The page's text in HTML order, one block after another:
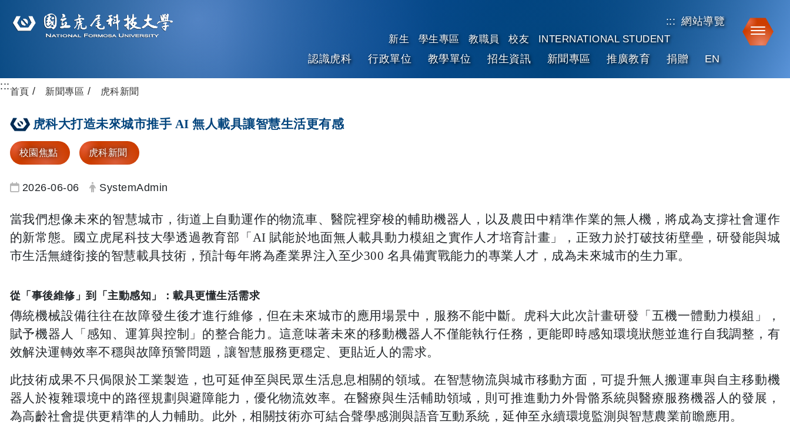
::: 網站導覽
新生 學生專區 教職員 校友 INTERNATIONAL STUDENT
認識虎科 行政單位 教學單位 招生資訊 新聞專區 推廣教育 捐贈 EN
:::首頁 新聞專區 虎科新聞
虎科大打造未來城市推手 AI 無人載具讓智慧生活更有感
校園焦點 虎科新聞
日期：
2026-06-06 發布者：
SystemAdmin
當我們想像未來的智慧城市，街道上自動運作的物流車、醫院裡穿梭的輔助機器人，以及農田中精準作業的無人機，將成為支撐社會運作
的新常態。國立虎尾科技大學透過教育部「AI 賦能於地面無人載具動力模組之實作人才培育計畫」，正致力於打破技術壁壘，研發能與城
市生活無縫銜接的智慧載具技術，預計每年將為產業界注入至少300 名具備實戰能力的專業人才，成為未來城市的生力軍。
從「事後維修」到「主動感知」：載具更懂生活需求
傳統機械設備往往在故障發生後才進行維修，但在未來城市的應用場景中，服務不能中斷。虎科大此次計畫研發「五機一體動力模組」，
賦予機器人「感知、運算與控制」的整合能力。這意味著未來的移動機器人不僅能執行任務，更能即時感知環境狀態並進行自我調整，有
效解決運轉效率不穩與故障預警問題，讓智慧服務更穩定、更貼近人的需求。
此技術成果不只侷限於工業製造，也可延伸至與民眾生活息息相關的領域。在智慧物流與城市移動方面，可提升無人搬運車與自主移動機
器人於複雜環境中的路徑規劃與避障能力，優化物流效率。在醫療與生活輔助領域，則可推進動力外骨骼系統與醫療服務機器人的發展，
為高齡社會提供更精準的人力輔助。此外，相關技術亦可結合聲學感測與語音互動系統，延伸至永續環境監測與智慧農業前瞻應用。